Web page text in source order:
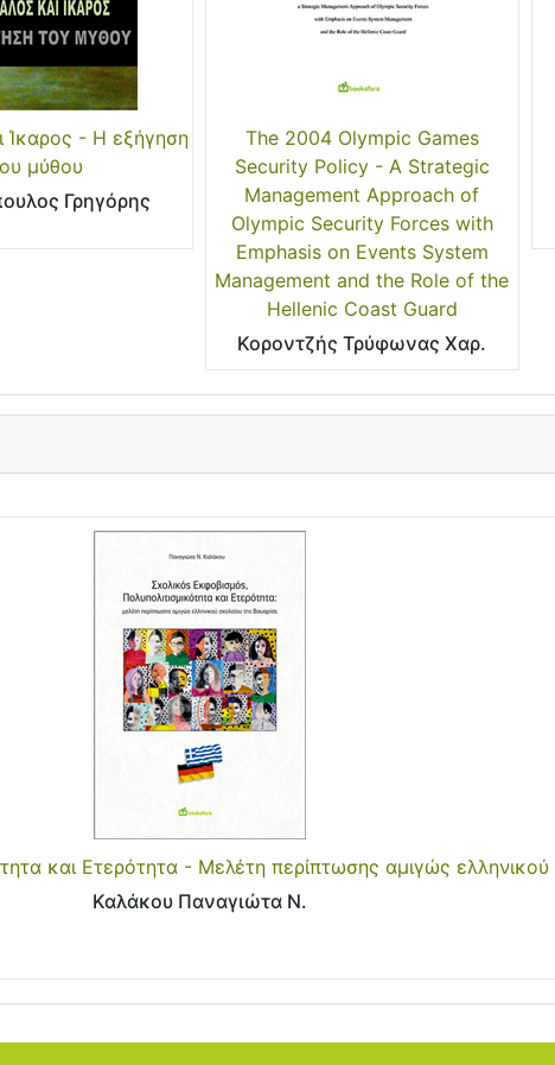
Ίκαρος - Η εξήγηση
μύθου
Γρηγόρης
The 2004 Olympic Games
Security Policy - A Strategic
Management Approach of
Olympic Security Forces with
Emphasis on Events System
Management and the Role of the
Hellenic Coast Guard
Κοροντζής Τρύφωνας Χαρ.
και Ετερότητα - Μελέτη περίπτωσης αμιγώς ελληνικού
Καλάκου Παναγιώτα Ν.